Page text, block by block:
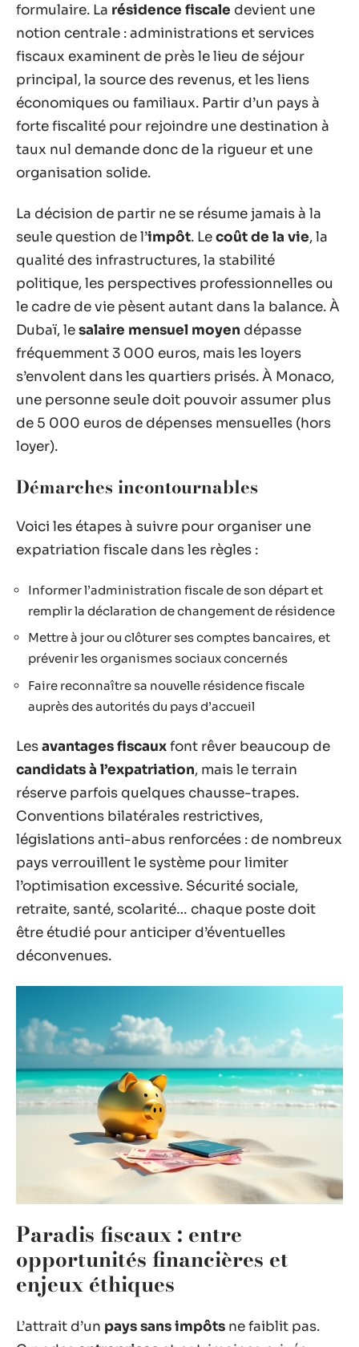
formulaire. La résidence fiscale devient une
notion centrale : administrations et services
fiscaux examinent de près le lieu de séjour
principal, la source des revenus, et les liens
économiques ou familiaux. Partir d’un pays à
forte fiscalité pour rejoindre une destination à
taux nul demande donc de la rigueur et une
organisation solide.
La décision de partir ne se résume jamais à la
seule question de l’impôt. Lecoût de la vie, la
qualité des infrastructures, la stabilité
politique, les perspectives professionnelles ou
le cadre de vie pèsent autant dans la balance. À
Dubaï, lesalaire mensuel moyen dépasse
fréquemment 3 000 euros, mais les loyers
s’envolent dans les quartiers prisés. À Monaco,
une personne seule doit pouvoir assumer plus
de 5 000 euros de dépenses mensuelles (hors
loyer).
Démarches incontournables
Voici les étapes à suivre pour organiser une
expatriation fiscale dans les règles :
Informer l’administration fiscale de son départ et
remplir la déclaration de changement de résidence
Mettre à jour ou clôturer ses comptes bancaires, et
prévenir les organismes sociaux concernés
Faire reconnaître sa nouvelle résidence fiscale
auprès des autorités du pays d’accueil
Lesavantages fiscauxfont rêver beaucoup de
candidats à l’expatriation, mais le terrain
réserve parfois quelques chausse-trapes.
Conventions bilatérales restrictives,
législations anti-abus renforcées : de nombreux
pays verrouillent le système pour limiter
l’optimisation excessive. Sécurité sociale,
retraite, santé, scolarité… chaque poste doit
être étudié pour anticiper d’éventuelles
déconvenues.
Paradis fiscaux : entre
opportunités financières et
enjeux éthiques
L’attrait d’un pays sans impôts ne faiblit pas.